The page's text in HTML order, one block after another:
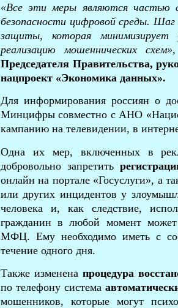
«Все эти меры являются частью
безопасности цифровой среды.
защиты, которая
реализацию мошеннических схем»,
Председателя Правительства,
нацпроект «Экономика данных».
Для информирования россиян о
Минцифры совместно с АНО
кампанию на телевидении, в
Одна их мер, включенных в
добровольно запретить
онлайн на портале «Госуслуги», а
или других инцидентов у
человека и, как следствие,
гражданин в любой момент может
МФЦ. Ему необходимо иметь с
течение одного дня.
Также изменена процедура
по телефону система
мошенников, которые могут